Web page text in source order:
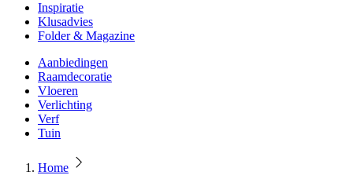
Inspiratie
Klusadvies
Folder & Magazine
Aanbiedingen
Raamdecoratie
Vloeren
Verlichting
Verf
Tuin
Home